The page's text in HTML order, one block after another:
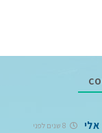
אלי 8 שנים לפני